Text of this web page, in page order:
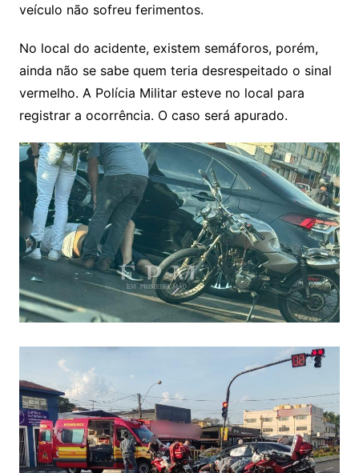
veículo não sofreu ferimentos.
No local do acidente, existem semáforos, porém,
ainda não se sabe quem teria desrespeitado o sinal
vermelho. A Polícia Militar esteve no local para
registrar a ocorrência. O caso será apurado.